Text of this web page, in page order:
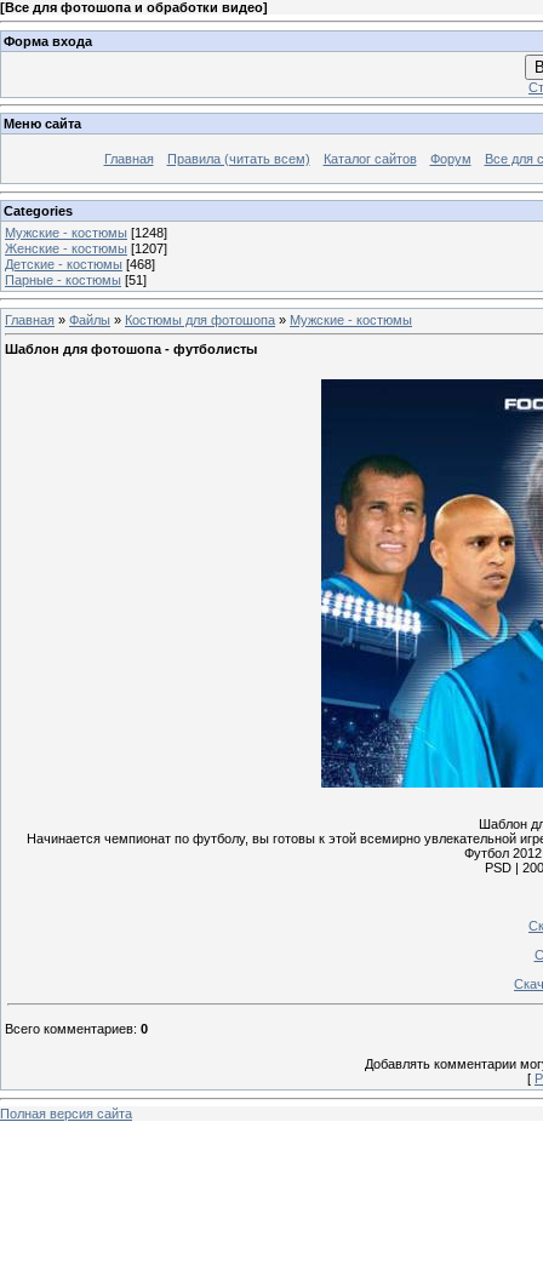
[Все для фотошопа и обработки видео]
Форма входа
Меню сайта
Главная Правила (читать всем) Каталог сайтов Форум Все для
Categories
Мужские - костюмы [1248]
Женские - костюмы [1207]
Детские - костюмы [468]
Парные - костюмы [51]
Главная » Файлы » Костюмы для фотошопа » Мужские - костюмы
Шаблон для фотошопа - футболисты
Шаблон
Начинается чемпионат по футболу, вы готовы к этой всемирно увлекательной
Футбол
PSD |
Всего комментариев: 0
Добавлять комментарии
[
Полная версия сайта